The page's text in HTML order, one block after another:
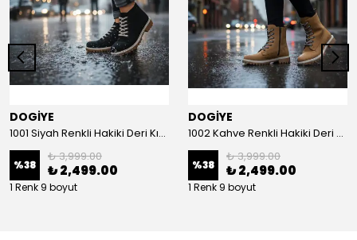
DOGİYE
1001 Siyah Renkli Hakiki Deri Kışlık Bot
%38
₺ 3,999.00
₺ 2,499.00
1 Renk 9 boyut
DOGİYE
1002 Kahve Renkli Hakiki Deri Kışlık Bot
%38
₺ 3,999.00
₺ 2,499.00
1 Renk 9 boyut